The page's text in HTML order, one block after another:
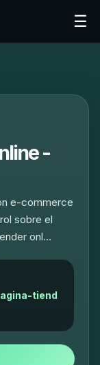
☰
-
e-commerce
sobre el
onl…
tiend